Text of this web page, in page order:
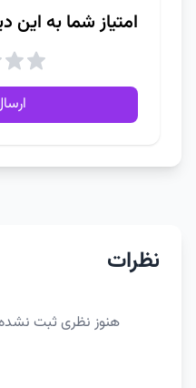
امتیاز شما به این
نظرات
هنوز نظری ثبت